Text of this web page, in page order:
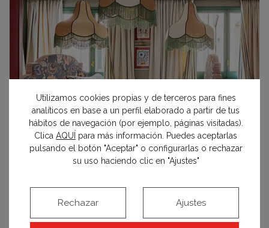
Utilizamos cookies propias y de terceros para fines
analíticos en base a un perfil elaborado a partir de tus
hábitos de navegación (por ejemplo, páginas visitadas).
Clica AQUÍ para más información. Puedes aceptarlas
pulsando el botón "Aceptar" o configurarlas o rechazar
su uso haciendo clic en "Ajustes"
Rechazar Ajustes